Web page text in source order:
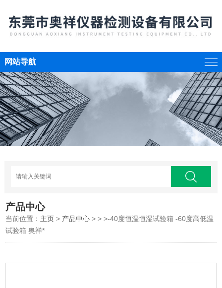
网站导航
产品中心
当前位置： 主页 > 产品中心 > > >-40度恒温恒湿试验箱 -60度高低温
试验箱 奥祥*